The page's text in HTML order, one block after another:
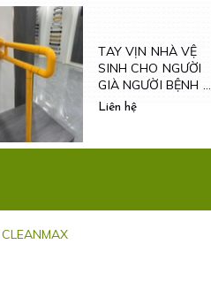
SINH CHO NGƯỜI
GIÀ NGƯỜI BỆNH
VÀ NỮ MANG THAI
- TV600
Liên hệ